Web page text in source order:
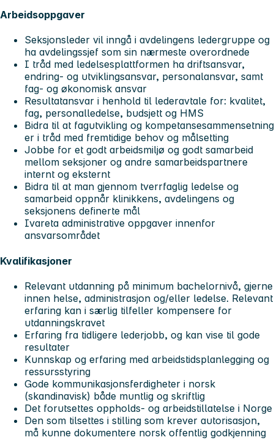
Arbeidsoppgaver
Seksjonsleder vil inngå i avdelingens ledergruppe og
ha avdelingssjef som sin nærmeste overordnede
I tråd med ledelsesplattformen ha driftsansvar,
endring- og utviklingsansvar, personalansvar, samt
fag- og økonomisk ansvar
Resultatansvar i henhold til lederavtale for: kvalitet,
fag, personalledelse, budsjett og HMS
Bidra til at fagutvikling og kompetansesammensetning
er i tråd med fremtidige behov og målsetting
Jobbe for et godt arbeidsmiljø og godt samarbeid
mellom seksjoner og andre samarbeidspartnere
internt og eksternt
Bidra til at man gjennom tverrfaglig ledelse og
samarbeid oppnår klinikkens, avdelingens og
seksjonens definerte mål
Ivareta administrative oppgaver innenfor
ansvarsområdet
Kvalifikasjoner
Relevant utdanning på minimum bachelornivå, gjerne
innen helse, administrasjon og/eller ledelse. Relevant
erfaring kan i særlig tilfeller kompensere for
utdanningskravet
Erfaring fra tidligere lederjobb, og kan vise til gode
resultater
Kunnskap og erfaring med arbeidstidsplanlegging og
ressursstyring
Gode kommunikasjonsferdigheter i norsk
(skandinavisk) både muntlig og skriftlig
Det forutsettes oppholds- og arbeidstillatelse i Norge
Den som tilsettes i stilling som krever autorisasjon,
må kunne dokumentere norsk offentlig godkjenning